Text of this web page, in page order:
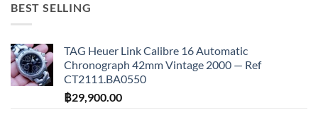
BEST SELLING
TAG Heuer Link Calibre 16 Automatic
Chronograph 42mm Vintage 2000 — Ref
CT2111.BA0550
฿29,900.00